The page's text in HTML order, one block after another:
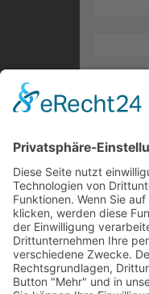
Kontaktieren Sie uns
WalBee
Bizzmade GmbH
Gießereistraße 29
83022 Rosenheim
Tel.:+49 8031 282 09 50